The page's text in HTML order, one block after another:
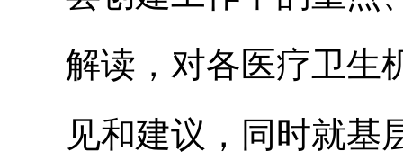
解读，对各医疗卫生
见和建议，同时就基